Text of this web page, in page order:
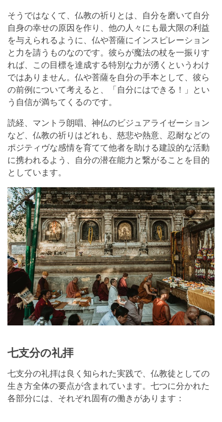
そうではなくて、仏教の祈りとは、自分を磨いて自分
自身の幸せの原因を作り、他の人々にも最大限の利益
を与えられるように、仏や菩薩にインスピレーション
と力を請うものなのです。彼らが魔法の杖を一振りす
れば、この目標を達成する特別な力が湧くというわけ
ではありません。仏や菩薩を自分の手本として、彼ら
の前例について考えると、「自分にはできる！」とい
う自信が満ちてくるのです。
読経、マントラ朗唱、神仏のビジュアライゼーション
など、仏教の祈りはどれも、慈悲や熱意、忍耐などの
ポジティヴな感情を育てて他者を助ける建設的な活動
に携われるよう、自分の潜在能力と繋がることを目的
としています。
七支分の礼拝
七支分の礼拝は良く知られた実践で、仏教徒としての
生き方全体の要点が含まれています。七つに分かれた
各部分には、それぞれ固有の働きがあります：